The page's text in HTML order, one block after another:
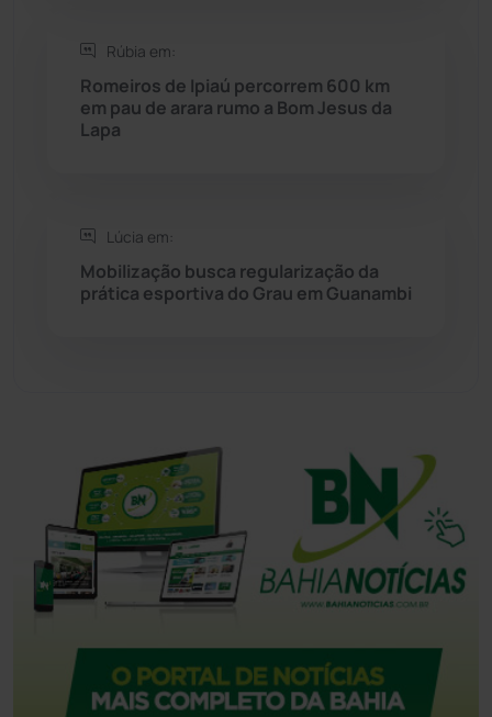
Sudoeste Baiano
Tanhaçu
Rúbia em:
Romeiros de Ipiaú percorrem 600 km
em pau de arara rumo a Bom Jesus da
Lapa
Lúcia em:
Mobilização busca regularização da
prática esportiva do Grau em Guanambi